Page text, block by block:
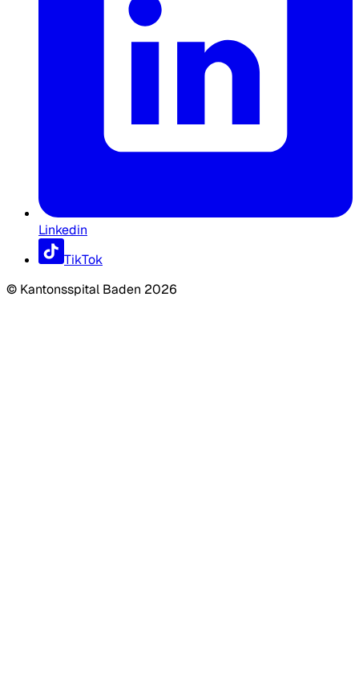
Linkedin
TikTok
© Kantonsspital Baden 2026